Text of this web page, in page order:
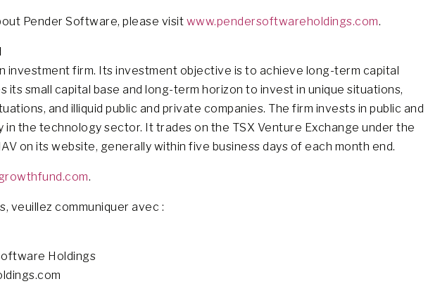
Pender Software, please visit www.pendersoftwareholdings.com.
investment firm. Its investment objective is to achieve long-term capital
its small capital base and long-term horizon to invest in unique situations,
and illiquid public and private companies. The firm invests in public and
in the technology sector. It trades on the TSX Venture Exchange under the
on its website, generally within five business days of each month end.
.
veuillez communiquer avec :
Holdings